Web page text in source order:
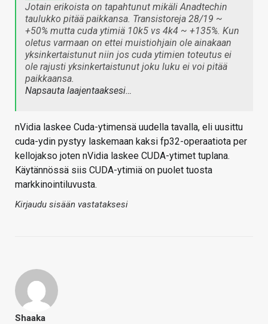
Jotain erikoista on tapahtunut mikäli Anadtechin
taulukko pitää paikkansa. Transistoreja 28/19 ~
+50% mutta cuda ytimiä 10k5 vs 4k4 ~ +135%. Kun
oletus varmaan on ettei muistiohjain ole ainakaan
yksinkertaistunut niin jos cuda ytimien toteutus ei
ole rajusti yksinkertaistunut joku luku ei voi pitää
paikkaansa.
Napsauta laajentaaksesi…
nVidia laskee Cuda-ytimensä uudella tavalla, eli uusittu
cuda-ydin pystyy laskemaan kaksi fp32-operaatiota per
kellojakso joten nVidia laskee CUDA-ytimet tuplana.
Käytännössä siis CUDA-ytimiä on puolet tuosta
markkinointiluvusta.
Kirjaudu sisään vastataksesi
Shaaka